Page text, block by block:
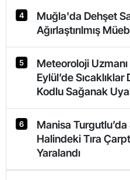
4
Muğla'da Dehşet
Ağırlaştırılmış
5
Meteoroloji
Eylül’de
Kodlu Sağanak
6
Manisa
Halindeki Tıra
Yaralandı